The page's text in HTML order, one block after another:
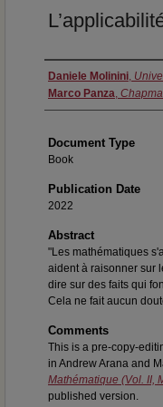
Authors
Daniele Molinini,
Marco Panza,
Document Type
Book
Publication Date
2022
Abstract
"Les mathématiques
aident à raisonner sur
dire sur des faits qui
Cela ne fait aucun
Comments
This is a pre-copy-
in Andrew Arana and
Mathématique (Vol. II,
published version.